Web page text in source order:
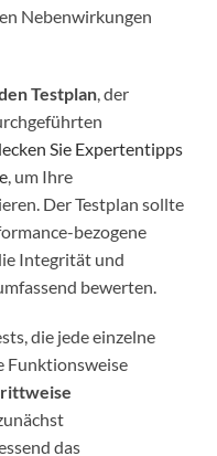
Nebenwirkungen
Testplan , der
Sie Expertentipps
, um Ihre
Der Testplan sollte
bezogene
Integrität und
bewerten.
die jede einzelne
Funktionsweise
das